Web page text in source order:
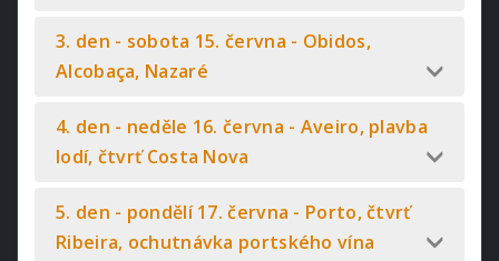
3. den - sobota 15. června - Obidos,
Alcobaça, Nazaré
4. den - neděle 16. června - Aveiro, plavba
lodí, čtvrť Costa Nova
5. den - pondělí 17. června - Porto, čtvrť
Ribeira, ochutnávka portského vína